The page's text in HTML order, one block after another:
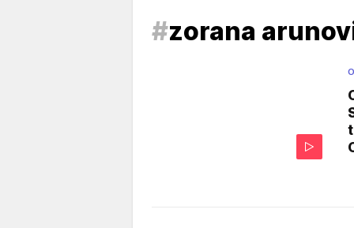
#zorana